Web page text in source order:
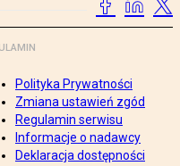
Polityka Prywatności
Zmiana ustawień zgód
Regulamin serwisu
Informacje o nadawcy
Deklaracja dostępności